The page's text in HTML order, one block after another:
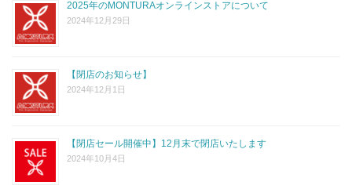
2025年のMONTURAオンラインストアについて
2024年12月29日
【閉店のお知らせ】
2024年12月1日
【閉店セール開催中】12月末で閉店いたします
2024年10月4日